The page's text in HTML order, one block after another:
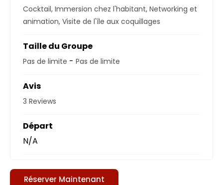
Cocktail, Immersion chez l'habitant, Networking et
animation, Visite de l'île aux coquillages
Taille du Groupe
Pas de limite - Pas de limite
Avis
3 Reviews
Départ
N/A
Réserver Maintenant